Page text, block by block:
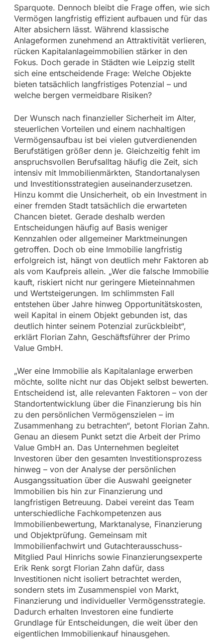
Sparquote. Dennoch bleibt die Frage offen, wie sich
Vermögen langfristig effizient aufbauen und für das
Alter absichern lässt. Während klassische
Anlageformen zunehmend an Attraktivität verlieren,
rücken Kapitalanlageimmobilien stärker in den
Fokus. Doch gerade in Städten wie Leipzig stellt
sich eine entscheidende Frage: Welche Objekte
bieten tatsächlich langfristiges Potenzial – und
welche bergen vermeidbare Risiken?
Der Wunsch nach finanzieller Sicherheit im Alter,
steuerlichen Vorteilen und einem nachhaltigen
Vermögensaufbau ist bei vielen gutverdienenden
Berufstätigen größer denn je. Gleichzeitig fehlt im
anspruchsvollen Berufsalltag häufig die Zeit, sich
intensiv mit Immobilienmärkten, Standortanalysen
und Investitionsstrategien auseinanderzusetzen.
Hinzu kommt die Unsicherheit, ob ein Investment in
einer fremden Stadt tatsächlich die erwarteten
Chancen bietet. Gerade deshalb werden
Entscheidungen häufig auf Basis weniger
Kennzahlen oder allgemeiner Marktmeinungen
getroffen. Doch ob eine Immobilie langfristig
erfolgreich ist, hängt von deutlich mehr Faktoren ab
als vom Kaufpreis allein. „Wer die falsche Immobilie
kauft, riskiert nicht nur geringere Mieteinnahmen
und Wertsteigerungen. Im schlimmsten Fall
entstehen über Jahre hinweg Opportunitätskosten,
weil Kapital in einem Objekt gebunden ist, das
deutlich hinter seinem Potenzial zurückbleibt“,
erklärt Florian Zahn, Geschäftsführer der Primo
Value GmbH.
„Wer eine Immobilie als Kapitalanlage erwerben
möchte, sollte nicht nur das Objekt selbst bewerten.
Entscheidend ist, alle relevanten Faktoren – von der
Standortentwicklung über die Finanzierung bis hin
zu den persönlichen Vermögenszielen – im
Zusammenhang zu betrachten“, betont Florian Zahn.
Genau an diesem Punkt setzt die Arbeit der Primo
Value GmbH an. Das Unternehmen begleitet
Investoren über den gesamten Investitionsprozess
hinweg – von der Analyse der persönlichen
Ausgangssituation über die Auswahl geeigneter
Immobilien bis hin zur Finanzierung und
langfristigen Betreuung. Dabei vereint das Team
unterschiedliche Fachkompetenzen aus
Immobilienbewertung, Marktanalyse, Finanzierung
und Objektprüfung. Gemeinsam mit
Immobilienfachwirt und Gutachterausschuss-
Mitglied Paul Hinrichs sowie Finanzierungsexperte
Erik Renk sorgt Florian Zahn dafür, dass
Investitionen nicht isoliert betrachtet werden,
sondern stets im Zusammenspiel von Markt,
Finanzierung und individueller Vermögensstrategie.
Dadurch erhalten Investoren eine fundierte
Grundlage für Entscheidungen, die weit über den
eigentlichen Immobilienkauf hinausgehen.